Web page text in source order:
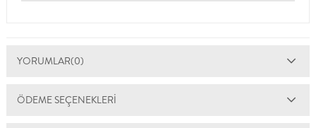
YORUMLAR(0)
ÖDEME SEÇENEKLERI